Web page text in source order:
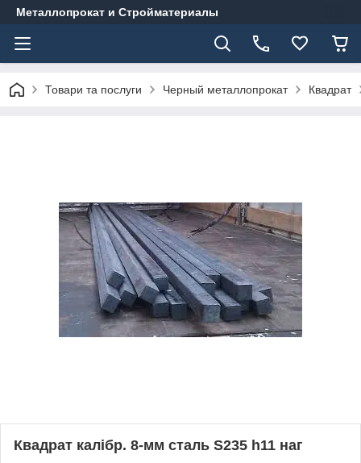
Металлопрокат и Стройматериалы
Товари та послуги Черный металлопрокат Квадрат
Квадрат калібр. 8-мм сталь S235 h11 наг